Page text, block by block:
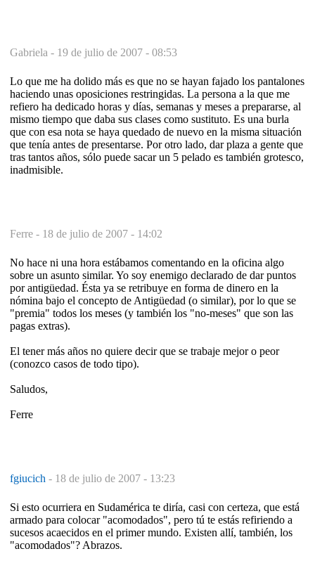
Gabriela - 19 de julio de 2007 - 08:53
Lo que me ha dolido más es que no se hayan fajado los pantalones
haciendo unas oposiciones restringidas. La persona a la que me
refiero ha dedicado horas y días, semanas y meses a prepararse, al
mismo tiempo que daba sus clases como sustituto. Es una burla
que con esa nota se haya quedado de nuevo en la misma situación
que tenía antes de presentarse. Por otro lado, dar plaza a gente que
tras tantos años, sólo puede sacar un 5 pelado es también grotesco,
inadmisible.
Ferre - 18 de julio de 2007 - 14:02
No hace ni una hora estábamos comentando en la oficina algo
sobre un asunto similar. Yo soy enemigo declarado de dar puntos
por antigüedad. Ésta ya se retribuye en forma de dinero en la
nómina bajo el concepto de Antigüedad (o similar), por lo que se
"premia" todos los meses (y también los "no-meses" que son las
pagas extras).
El tener más años no quiere decir que se trabaje mejor o peor
(conozco casos de todo tipo).
Saludos,
Ferre
fgiucich - 18 de julio de 2007 - 13:23
Si esto ocurriera en Sudamérica te diría, casi con certeza, que está
armado para colocar "acomodados", pero tú te estás refiriendo a
sucesos acaecidos en el primer mundo. Existen allí, también, los
"acomodados"? Abrazos.